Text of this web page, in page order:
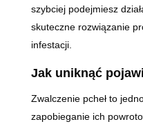
szybciej podejmiesz
skuteczne rozwiązanie
infestacji.
Jak uniknąć
Zwalczenie pcheł to
zapobieganie ich